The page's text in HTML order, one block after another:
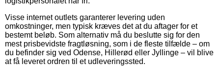
Visse internet outlets garanterer levering uden
omkostninger, men typisk kræves det at du aftager for et
bestemt beløb. Som alternativ må du beslutte sig for den
mest prisbevidste fragtløsning, som i de fleste tilfælde – om
du befinder sig ved Odense, Hillerød eller Jyllinge – vil blive
at få leveret ordren til et udleveringssted.